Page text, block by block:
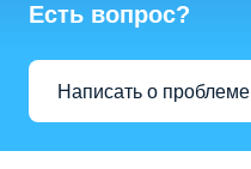
Есть вопрос?
Написать о проблеме